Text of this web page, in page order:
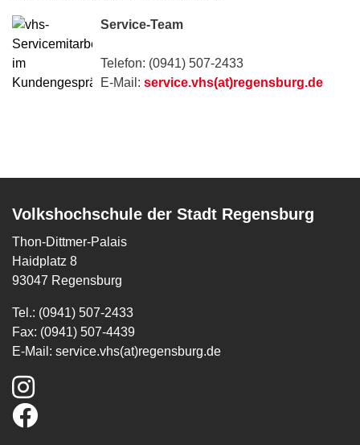
Service-Team
Telefon: (0941) 507-2433
E-Mail: service.vhs(at)regensburg.de
Volkshochschule der Stadt Regensburg
Thon-Dittmer-Palais
Haidplatz 8
93047 Regensburg
Tel.: (0941) 507-2433
Fax: (0941) 507-4439
E-Mail: service.vhs(at)regensburg.de